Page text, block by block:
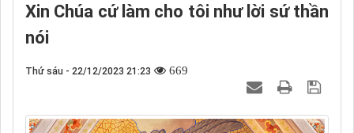
Xin Chúa cứ làm cho tôi như lời sứ thần
nói
Thứ sáu - 22/12/2023 21:23 669